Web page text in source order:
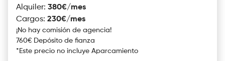
Alquiler: 380€/mes
Cargos: 230€/mes
¡No hay comisión de agencia!
760€ Depósito de fianza
* Este precio no incluye Aparcamiento